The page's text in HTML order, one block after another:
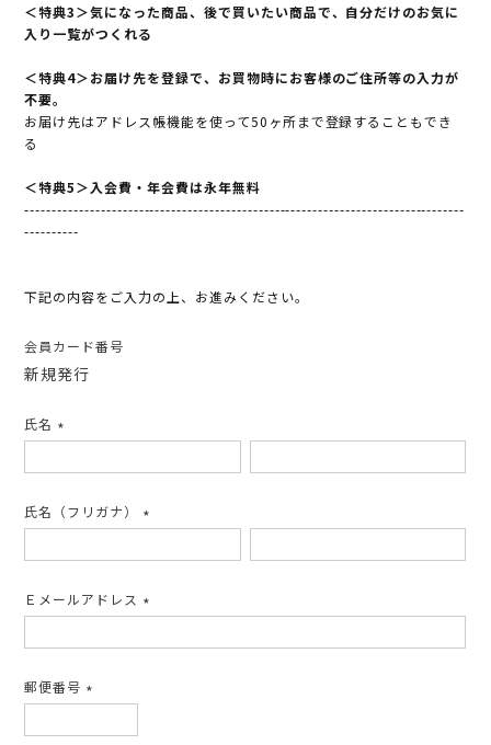
＜特典3＞気になった商品、後で買いたい商品で、自分だけのお気に
入り一覧がつくれる
＜特典4＞お届け先を登録で、お買物時にお客様のご住所等の入力が
不要。
お届け先はアドレス帳機能を使って50ヶ所まで登録することもでき
る
＜特典5＞入会費・年会費は永年無料
---------------------------------------------------------------------------------
----------
下記の内容をご入力の上、お進みください。
会員カード番号
新規発行
氏名
須)
氏名（フリガナ）
須)
Ｅメールアドレス
須)
郵便番号
須)